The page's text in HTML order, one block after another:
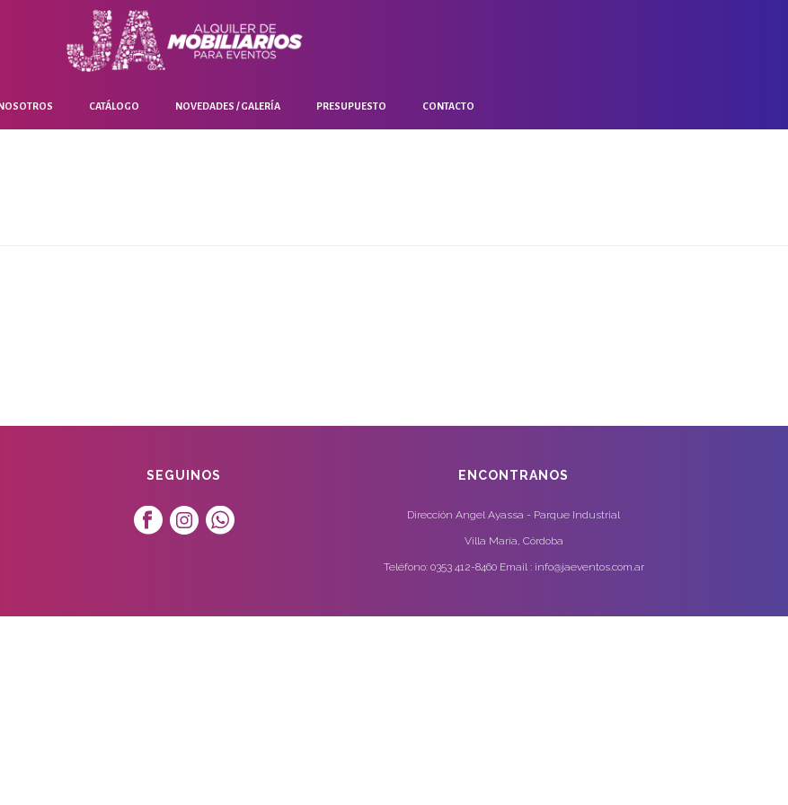
CATÁLOGO NOVEDADES / GALERÍA PRESUPUESTO CONTACTO
SEGUINOS ENCONTRANOS
Dirección Angel Ayassa - Parque Industrial
Villa María, Córdoba
Teléfono: 0353 412-8460 Email : info@jaeventos.com.ar